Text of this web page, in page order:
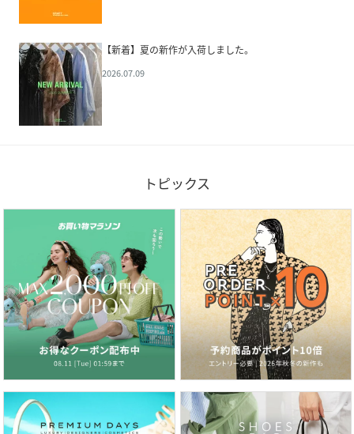
【新着】夏の新作が入荷しました。
2026.07.09
トピックス